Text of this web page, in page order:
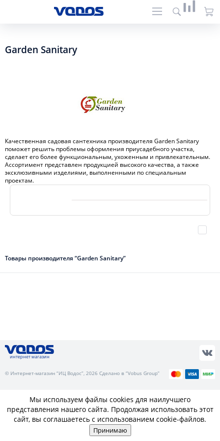
Garden Sanitary
Качественная садовая сантехника производителя Garden Sanitary
поможет решить проблемы оформления приусадебного участка,
сделает его более функциональным, ухоженным и привлекательным.
Ассортимент представлен продукцией высокого качества, а также
эксклюзивными изделиями, выполненными по специальным
проектам.
Товары производителя “Garden Sanitary”
интернет магазин
© Интернет-магазин “ИЦ Водос”, 2026 Сделано в “Vobus Group”
Мы используем файлы cookies для наилучшего
представления нашего сайта. Продолжая использовать этот
сайт, вы соглашаетесь с использованием cookie-файлов.
Принимаю